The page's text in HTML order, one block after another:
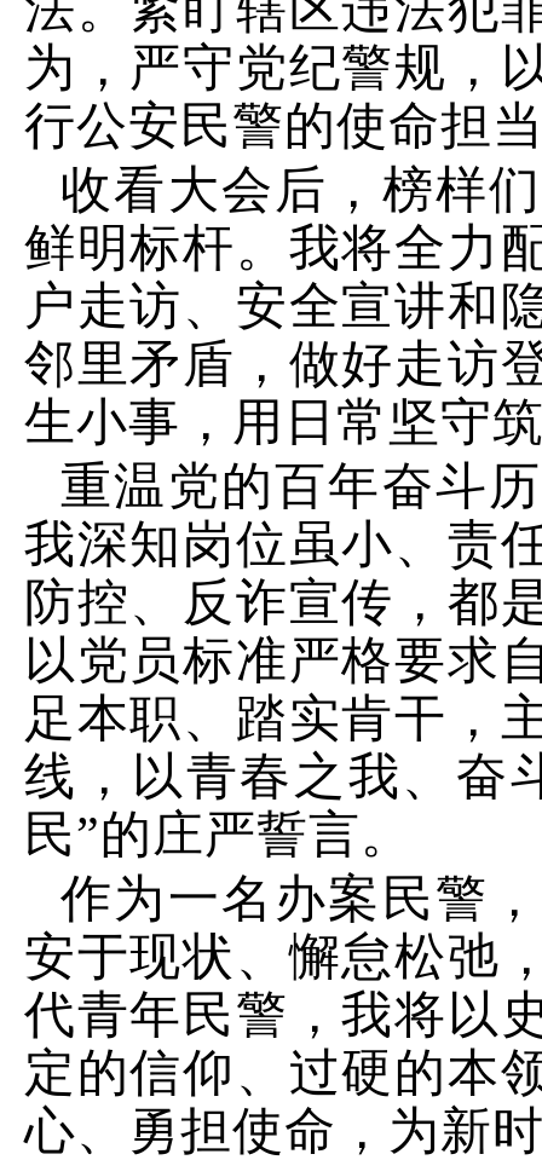
为，严守党纪警规，
行公安民警的使命担
收看大会后，榜样
鲜明标杆。我将全力
户走访、安全宣讲和
邻里矛盾，做好走访
生小事，用日常坚守
重温党的百年奋斗
我深知岗位虽小、责
防控、反诈宣传，都
以党员标准严格要求
足本职、踏实肯干，
线，以青春之我、奋
民”的庄严誓言。
作为一名办案民警
安于现状、懈怠松弛
代青年民警，我将以
定的信仰、过硬的本
心、勇担使命，为新